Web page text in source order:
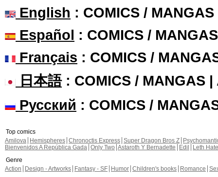
English : COMICS /
Español : COMICS /
Français : COMICS /
日本語: COMICS / MANGAS |
Русский : COMICS /
Top comics
Amilova
Hemispheres Chronoctis Express Super Dragon Bros Z
Bienvenidos A República Gada Only Two Astaroth Y Bernadette Edil
Leth Hate
Genre
Action
Design - Artworks Fantasy - SF Humor Children's books Romance